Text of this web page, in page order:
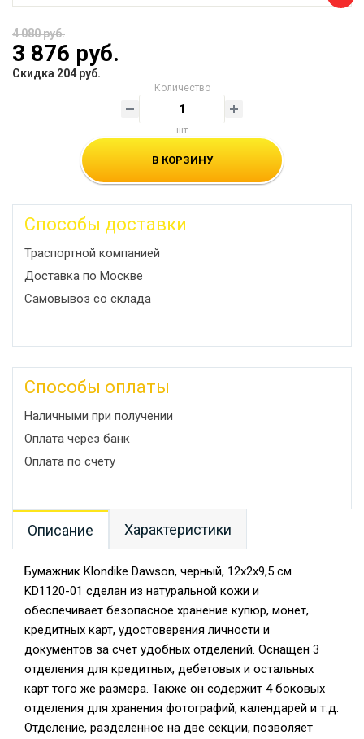
4 080 руб.
3 876 руб.
Скидка 204 руб.
Количество
шт
В КОРЗИНУ
Способы доставки
Траспортной компанией
Доставка по Москве
Самовывоз со склада
Способы оплаты
Наличными при получении
Оплата через банк
Оплата по счету
Описание Характеристики
Бумажник Klondike Dawson, черный, 12х2х9,5 см
KD1120-01 сделан из натуральной кожи и
обеспечивает безопасное хранение купюр, монет,
кредитных карт, удостоверения личности и
документов за счет удобных отделений. Оснащен 3
отделения для кредитных, дебетовых и остальных
карт того же размера. Также он содержит 4 боковых
отделения для хранения фотографий, календарей и т.д.
Отделение, разделенное на две секции, позволяет